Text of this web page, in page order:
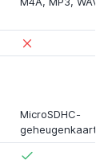
MicroSDHC-
geheugenkaart